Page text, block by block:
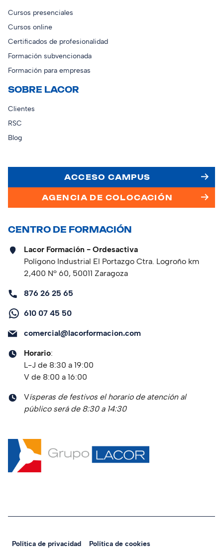
Cursos presenciales
Cursos online
Certificados de profesionalidad
Formación subvencionada
Formación para empresas
SOBRE LACOR
Clientes
RSC
Blog
ACCESO CAMPUS
AGENCIA DE COLOCACIÓN
CENTRO DE FORMACIÓN
Lacor Formación - Ordesactiva
Polígono Industrial El Portazgo Ctra. Logroño km
2,400 Nº 60, 50011 Zaragoza
876 26 25 65
610 07 45 50
comercial@lacorformacion.com
Horario:
L-J de 8:30 a 19:00
V de 8:00 a 16:00
Vísperas de festivos el horario de atención al
público será de 8:30 a 14:30
Política de privacidad Política de cookies